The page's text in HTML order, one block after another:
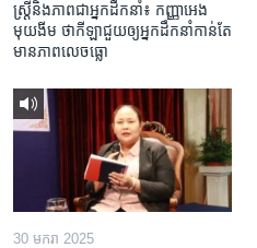
ស្រ្តី​និង​ភាព​ជា​អ្នក​ដឹកនាំ៖ កញ្ញា​អេង
មុយងីម ថា​កីឡា​ជួយឲ្យ​អ្នកដឹកនាំ​កាន់តែ​
មាន​ភាព​លេចធ្លោ
30 មករា 2025